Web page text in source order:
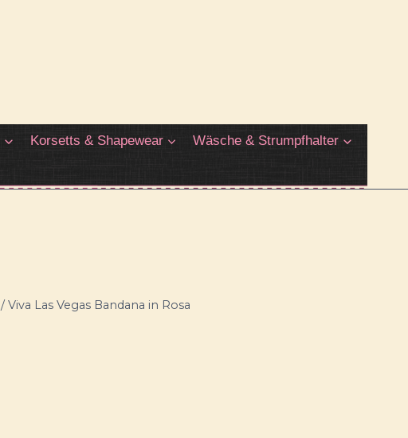
Korsetts & Shapewear Wäsche & Strumpfhalter
/ Viva Las Vegas Bandana in Rosa